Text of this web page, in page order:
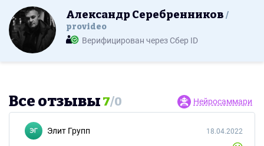
Александр Серебренников
provideo
Верифицирован через Сбер ID
Все отзывы 7/0 Нейросаммари
Элит Групп 18.04.2022